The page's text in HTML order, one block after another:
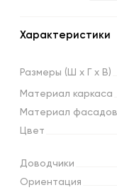
Характеристики
Размеры (Ш х х В)
Материал каркаса
Материал фасадов
Цвет
Доводчики
Ориентация